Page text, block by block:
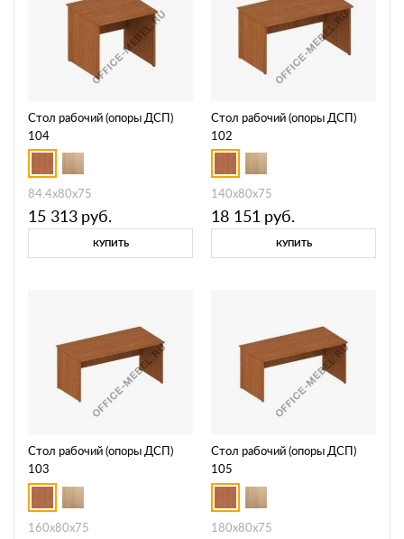
Стол рабочий (опоры ДСП)
104
84.4x80x75
15 313 руб.
КУПИТЬ
Стол рабочий (опоры ДСП)
102
140x80x75
18 151 руб.
КУПИТЬ
Стол рабочий (опоры ДСП)
103
160x80x75
Стол рабочий (опоры ДСП)
105
180x80x75